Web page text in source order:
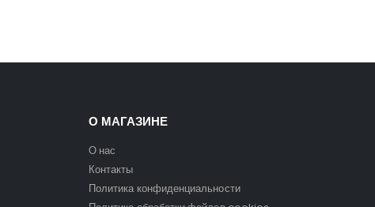
О МАГАЗИНЕ
О нас
Контакты
Политика конфиденциальности